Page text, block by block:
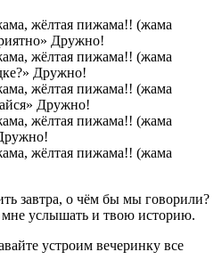
жёлтая пижама!! (жама
Дружно!
жёлтая пижама!! (жама
Дружно!
жёлтая пижама!! (жама
Дружно!
жёлтая пижама!! (жама
жёлтая пижама!! (жама
завтра, о чём бы мы говорили?
мне услышать и твою историю.
устроим вечеринку все